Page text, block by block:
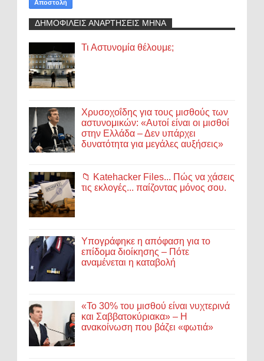
ΔΗΜΟΦΙΛΕΙΣ ΑΝΑΡΤΗΣΕΙΣ ΜΗΝΑ
Τι Αστυνομία θέλουμε;
Χρυσοχοΐδης για τους μισθούς των
αστυνομικών: «Αυτοί είναι οι μισθοί
στην Ελλάδα – Δεν υπάρχει
δυνατότητα για μεγάλες αυξήσεις»
📁 Katehacker Files... Πώς να χάσεις
τις εκλογές... παίζοντας μόνος σου.
Υπογράφηκε η απόφαση για το
επίδομα διοίκησης – Πότε
αναμένεται η καταβολή
«Το 30% του μισθού είναι νυχτερινά
και Σαββατοκύριακα» – Η
ανακοίνωση που βάζει «φωτιά»